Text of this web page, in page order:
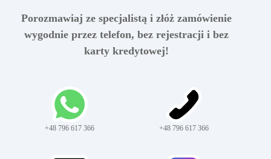
Porozmawiaj ze specjalistą i złóż zamówienie
wygodnie przez telefon, bez rejestracji i bez
karty kredytowej!
+48 796 617 366 +48 796 617 366